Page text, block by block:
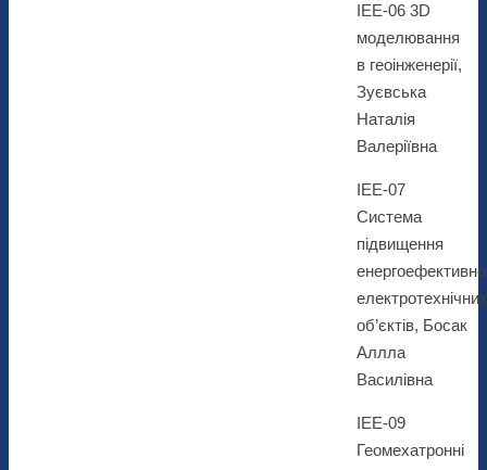
ІЕЕ-06 3D
моделювання
в геоінженерії,
Зуєвська
Наталія
Валеріївна
ІЕЕ-07
Система
підвищення
електротехнічних
об’єктів, Босак
Аллла
Василівна
ІЕЕ-09
Геомехатронні